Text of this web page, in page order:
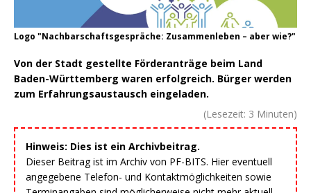
Logo "Nachbarschaftsgespräche: Zusammenleben – aber wie?"
Von der Stadt gestellte Förderanträge beim Land
Baden-Württemberg waren erfolgreich. Bürger werden
zum Erfahrungsaustausch eingeladen.
(Lesezeit: 3 Minuten)
Hinweis: Dies ist ein Archivbeitrag.
Dieser Beitrag ist im Archiv von PF-BITS. Hier eventuell
angegebene Telefon- und Kontaktmöglichkeiten sowie